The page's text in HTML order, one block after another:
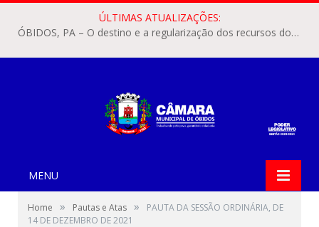
ÚLTIMAS ATUALIZAÇÕES:
ÓBIDOS, PA – O destino e a regularização dos recursos dos Precatórios do FUNDEF (Fundo de Manutenção e Desenvolvimento do Ensino Fundamental e de Valorização do Magistério) voltaram a pautar as discussões na Câmara Municipal de Óbidos.
MENU
Home » Pautas e Atas »
PAUTA DA SESSÃO ORDINÁRIA, DE
14 DE DEZEMBRO DE 2021